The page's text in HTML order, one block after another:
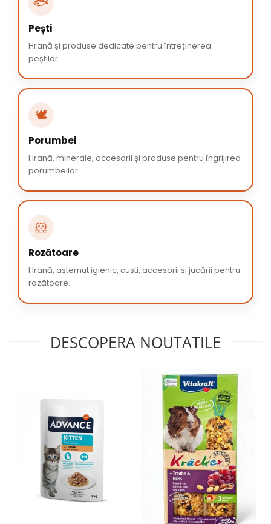
Pești
Hrană și produse dedicate pentru întreținerea
peștilor.
🕊️
Porumbei
Hrană, minerale, accesorii și produse pentru îngrijirea
porumbeilor.
🐹
Rozătoare
Hrană, așternut igienic, cuști, accesorii și jucării pentru
rozătoare.
DESCOPERA NOUTATILE